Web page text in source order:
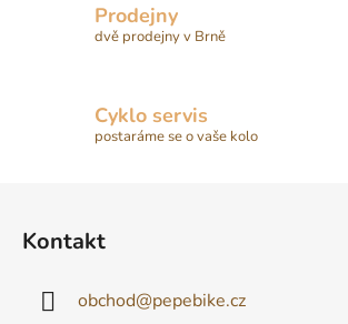
Prodejny
dvě prodejny v Brně
Cyklo servis
postaráme se o vaše kolo
Kontakt
obchod@pepebike.cz